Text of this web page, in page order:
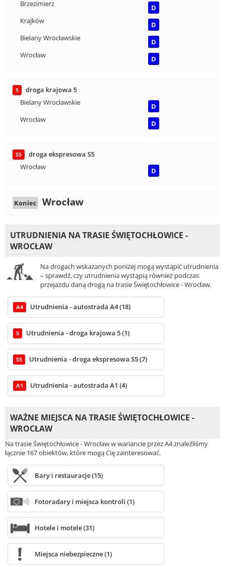
Brzezimierz
D
Krajków
D
Bielany Wrocławskie
D
Wrocław
D
5
droga krajowa 5
Bielany Wrocławskie
D
Wrocław
D
S5
droga ekspresowa S5
Wrocław
D
Koniec Wrocław
UTRUDNIENIA NA TRASIE ŚWIĘTOCHŁOWICE -
WROCŁAW
Na drogach wskazanych poniżej mogą wystąpić utrudnienia
– sprawdź, czy utrudnienia wystąpią również podczas
przejazdu daną drogą na trasie Świętochłowice - Wrocław.
A4 Utrudnienia - autostrada A4 (18)
5 Utrudnienia - droga krajowa 5 (1)
S5 Utrudnienia - droga ekspresowa S5 (7)
A1 Utrudnienia - autostrada A1 (4)
WAŻNE MIEJSCA NA TRASIE ŚWIĘTOCHŁOWICE -
WROCŁAW
Na trasie Świętochłowice - Wrocław w wariancie przez A4 znaleźliśmy
łącznie 167 obiektów, które mogą Cię zainteresować.
Bary i restauracje (15)
Fotoradary i miejsca kontroli (1)
Hotele i motele (31)
Miejsca niebezpieczne (1)